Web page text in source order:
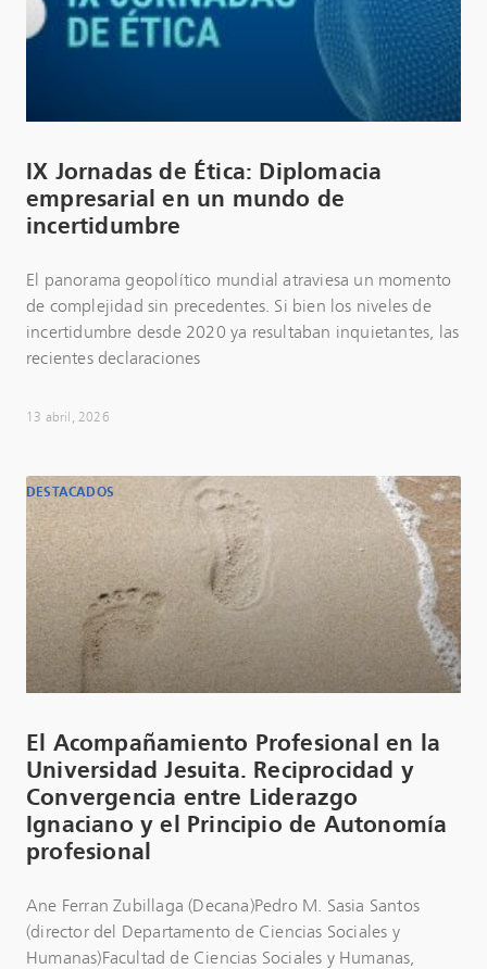
IX Jornadas de Ética: Diplomacia
empresarial en un mundo de
incertidumbre
El panorama geopolítico mundial atraviesa un momento
de complejidad sin precedentes. Si bien los niveles de
incertidumbre desde 2020 ya resultaban inquietantes, las
recientes declaraciones
13 abril, 2026
DESTACADOS
El Acompañamiento Profesional en la
Universidad Jesuita. Reciprocidad y
Convergencia entre Liderazgo
Ignaciano y el Principio de Autonomía
profesional
Ane Ferran Zubillaga (Decana)Pedro M. Sasia Santos
(director del Departamento de Ciencias Sociales y
Humanas)Facultad de Ciencias Sociales y Humanas,